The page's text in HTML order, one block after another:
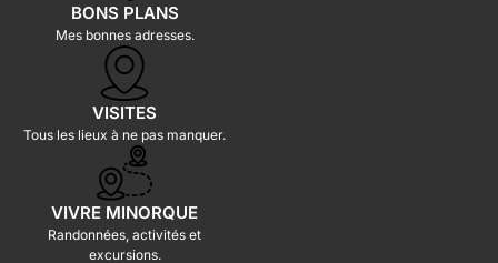
BONS PLANS
Mes bonnes adresses.
VISITES
Tous les lieux à ne pas manquer.
VIVRE MINORQUE
Randonnées, activités et
excursions.